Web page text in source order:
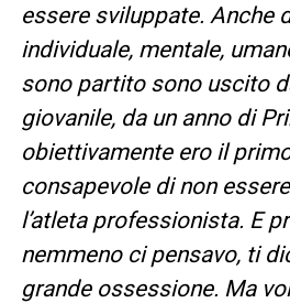
essere sviluppate. Anche
individuale, mentale,
sono partito sono uscito
giovanile, da un anno di
obiettivamente ero il
consapevole di non
l’atleta professionista. E
nemmeno ci pensavo, ti
grande ossessione. Ma